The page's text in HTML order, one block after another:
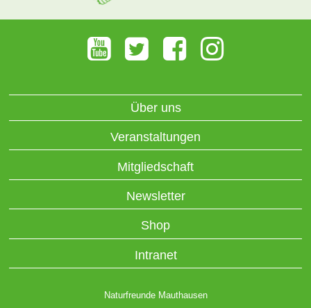
Über uns
Veranstaltungen
Mitgliedschaft
Newsletter
Shop
Intranet
Naturfreunde Mauthausen